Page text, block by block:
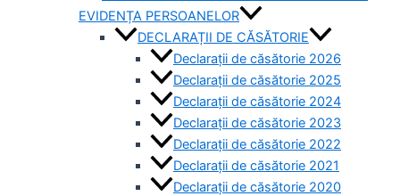
EVIDENȚA PERSOANELOR
DECLARAȚII DE CĂSĂTORIE
Declarații de căsătorie 2026
Declarații de căsătorie 2025
Declarații de căsătorie 2024
Declarații de căsătorie 2023
Declarații de căsătorie 2022
Declarații de căsătorie 2021
Declarații de căsătorie 2020